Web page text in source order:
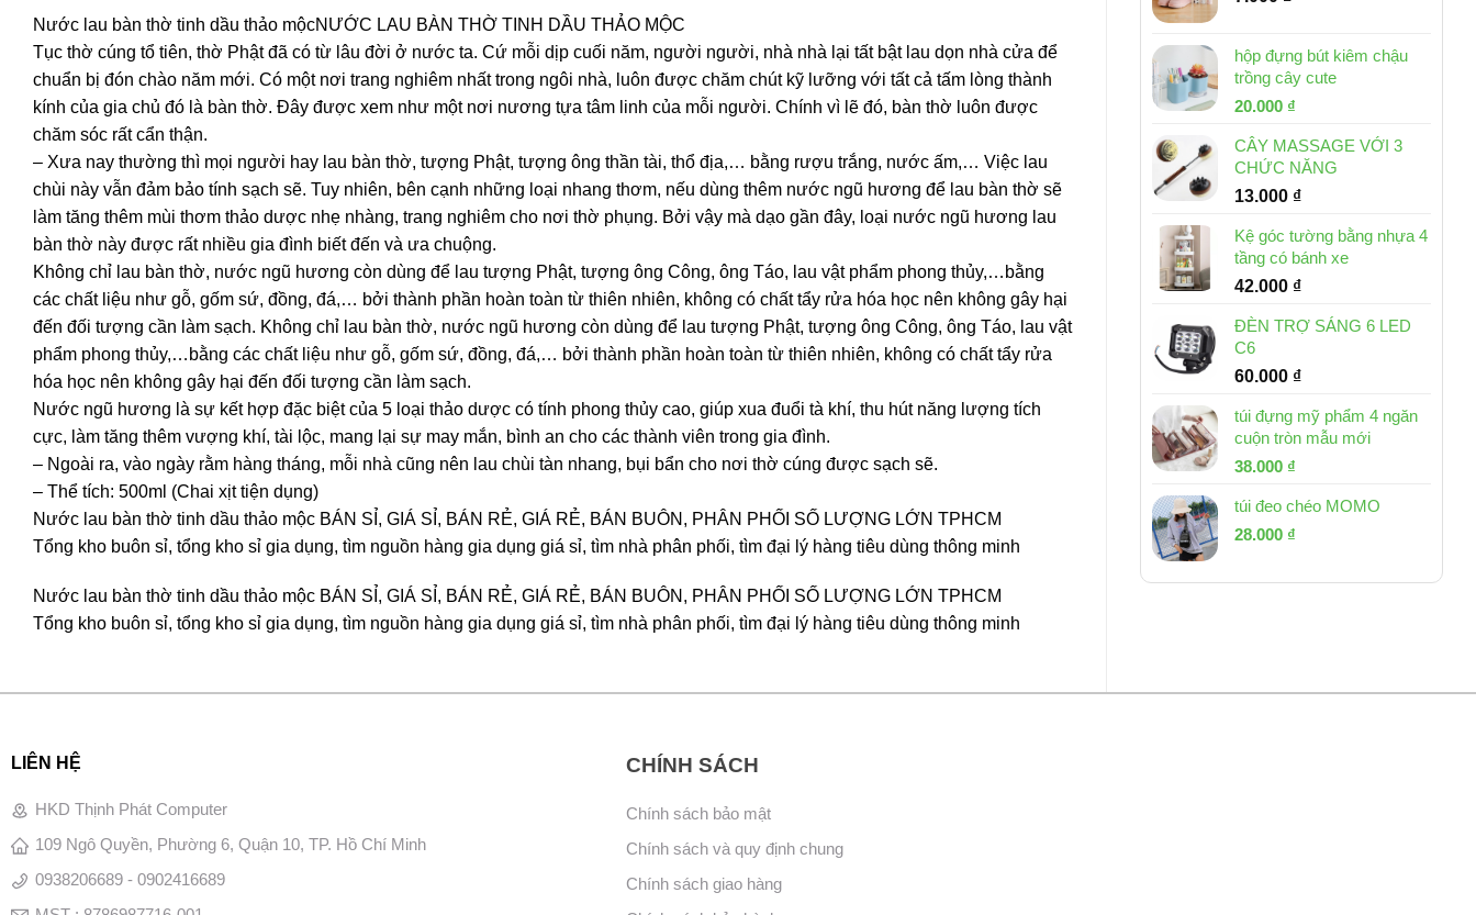
hộp đựng bút kiêm chậu
trồng cây cute
Giá
là:
30.000 ₫.
20.000 ₫
tại
là:
20.000 ₫.
CÂY MASSAGE VỚI 3
CHỨC NĂNG
13.000 ₫
Kệ góc tường bằng nhựa 4
tầng có bánh xe
42.000 ₫
ĐÈN TRỢ SÁNG 6 LED
C6
60.000 ₫
túi đựng mỹ phẩm 4 ngăn
cuộn tròn mẫu mới
Giá
là:
53.000 ₫.
38.000 ₫
tại
túi đeo chéo MOMO
Giá
là:
28.000 ₫
tại
Nước lau bàn thờ tinh dầu thảo mộcNƯỚC LAU BÀN THỜ TINH DẦU THẢO MỘC
Tục thờ cúng tổ tiên, thờ Phật đã có từ lâu đời ở nước ta. Cứ mỗi dịp cuối năm, người người, nhà nhà lại tất bật lau dọn nhà cửa để
chuẩn bị đón chào năm mới. Có một nơi trang nghiêm nhất trong ngôi nhà, luôn được chăm chút kỹ lưỡng với tất cả tấm lòng thành
kính của gia chủ đó là bàn thờ. Đây được xem như một nơi nương tựa tâm linh của mỗi người. Chính vì lẽ đó, bàn thờ luôn được
chăm sóc rất cẩn thận.
– Xưa nay thường thì mọi người hay lau bàn thờ, tượng Phật, tượng ông thần tài, thổ địa,… bằng rượu trắng, nước ấm,… Việc lau
chùi này vẫn đảm bảo tính sạch sẽ. Tuy nhiên, bên cạnh những loại nhang thơm, nếu dùng thêm nước ngũ hương để lau bàn thờ sẽ
làm tăng thêm mùi thơm thảo dược nhẹ nhàng, trang nghiêm cho nơi thờ phụng. Bởi vậy mà dạo gần đây, loại nước ngũ hương lau
bàn thờ này được rất nhiều gia đình biết đến và ưa chuộng.
Không chỉ lau bàn thờ, nước ngũ hương còn dùng để lau tượng Phật, tượng ông Công, ông Táo, lau vật phẩm phong thủy,…bằng
các chất liệu như gỗ, gốm sứ, đồng, đá,… bởi thành phần hoàn toàn từ thiên nhiên, không có chất tẩy rửa hóa học nên không gây hại
đến đối tượng cần làm sạch. Không chỉ lau bàn thờ, nước ngũ hương còn dùng để lau tượng Phật, tượng ông Công, ông Táo, lau vật
phẩm phong thủy,…bằng các chất liệu như gỗ, gốm sứ, đồng, đá,… bởi thành phần hoàn toàn từ thiên nhiên, không có chất tẩy rửa
hóa học nên không gây hại đến đối tượng cần làm sạch.
Nước ngũ hương là sự kết hợp đặc biệt của 5 loại thảo dược có tính phong thủy cao, giúp xua đuổi tà khí, thu hút năng lượng tích
cực, làm tăng thêm vượng khí, tài lộc, mang lại sự may mắn, bình an cho các thành viên trong gia đình.
– Ngoài ra, vào ngày rằm hàng tháng, mỗi nhà cũng nên lau chùi tàn nhang, bụi bẩn cho nơi thờ cúng được sạch sẽ.
– Thể tích: 500ml (Chai xịt tiện dụng)
Nước lau bàn thờ tinh dầu thảo mộc BÁN SỈ, GIÁ SỈ, BÁN RẺ, GIÁ RẺ, BÁN BUÔN, PHÂN PHỐI SỐ LƯỢNG LỚN TPHCM
Tổng kho buôn sỉ, tổng kho sỉ gia dụng, tìm nguồn hàng gia dụng giá sỉ, tìm nhà phân phối, tìm đại lý hàng tiêu dùng thông minh
Nước lau bàn thờ tinh dầu thảo mộc BÁN SỈ, GIÁ SỈ, BÁN RẺ, GIÁ RẺ, BÁN BUÔN, PHÂN PHỐI SỐ LƯỢNG LỚN TPHCM
Tổng kho buôn sỉ, tổng kho sỉ gia dụng, tìm nguồn hàng gia dụng giá sỉ, tìm nhà phân phối, tìm đại lý hàng tiêu dùng thông minh
LIÊN HỆ
HKD Thịnh Phát Computer
109 Ngô Quyền, Phường 6, Quận 10, TP. Hồ Chí Minh
0938206689 - 0902416689
CHÍNH SÁCH
Chính sách bảo mật
Chính sách và quy định chung
Chính sách giao hàng